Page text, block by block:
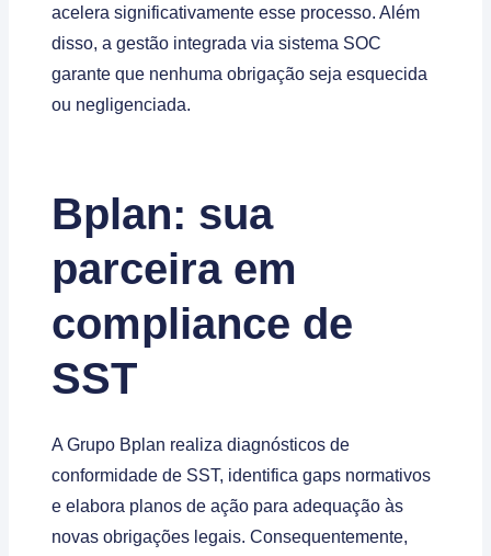
acelera significativamente esse processo. Além
disso, a gestão integrada via sistema SOC
garante que nenhuma obrigação seja esquecida
ou negligenciada.
Bplan: sua
parceira em
compliance de
SST
A Grupo Bplan realiza diagnósticos de
conformidade de SST, identifica gaps normativos
e elabora planos de ação para adequação às
novas obrigações legais. Consequentemente,